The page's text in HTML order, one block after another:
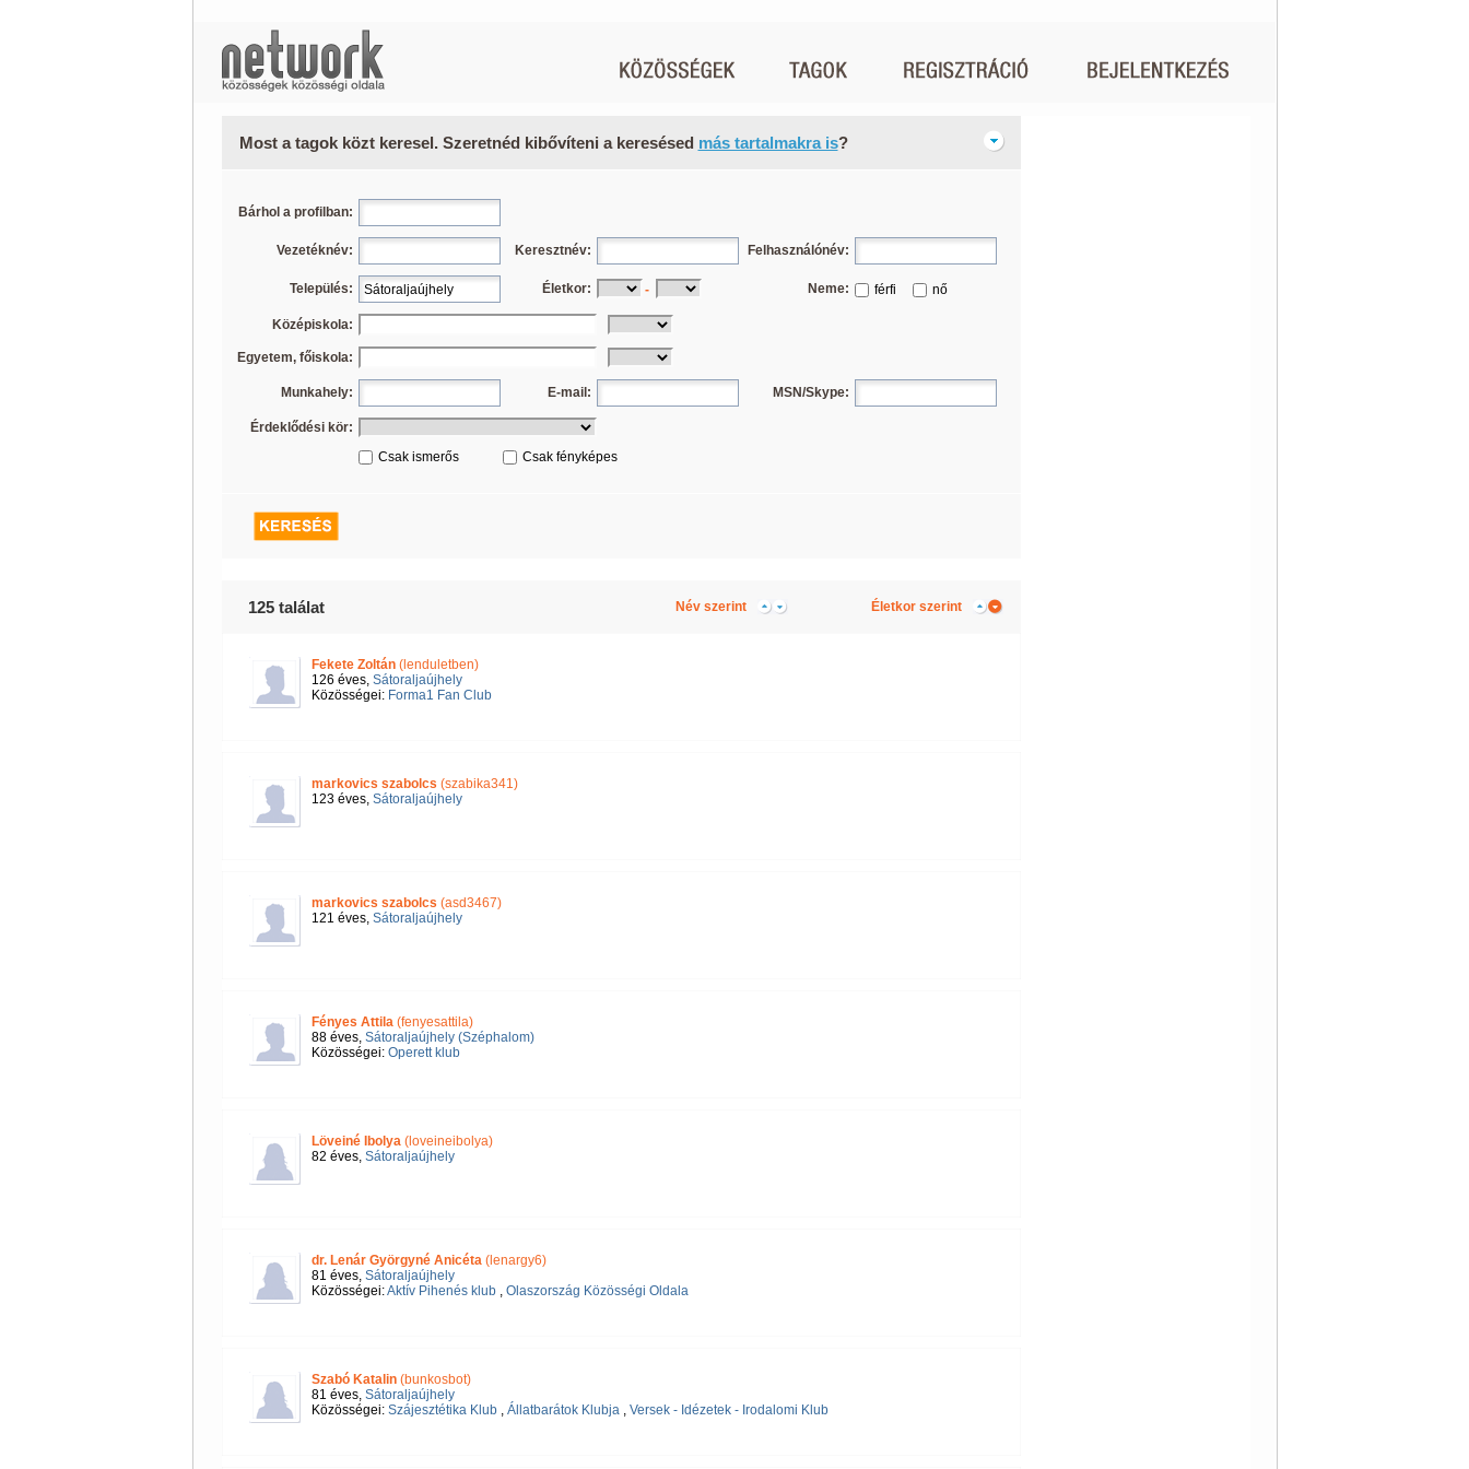
Most a tagok közt keresel. Szeretnéd kibővíteni a keresésed más tartalmakra is?
Bárhol a profilban:
Vezetéknév: Keresztnév: Felhasználónév:
Település: Életkor: - Neme: férfi nő
Középiskola:
Egyetem, főiskola:
Munkahely: E-mail: MSN/Skype:
Érdeklődési kör:
Csak ismerős
Csak fényképes
125 találat Név szerint Életkor szerint
Fekete Zoltán(lenduletben)
126 éves, Sátoraljaújhely
Közösségei: Forma1 Fan Club
markovics szabolcs (szabika341)
123 éves, Sátoraljaújhely
markovics szabolcs (asd3467)
121 éves, Sátoraljaújhely
Fényes Attila(fenyesattila)
88 éves, Sátoraljaújhely (Széphalom)
Közösségei: Operett klub
Löveiné Ibolya(loveineibolya)
82 éves, Sátoraljaújhely
dr. Lenár Györgyné Anicéta(lenargy6)
81 éves, Sátoraljaújhely
Közösségei:Aktív Pihenés klub, Olaszország Közösségi Oldala
Szabó Katalin(bunkosbot)
81 éves, Sátoraljaújhely
Közösségei: Szájesztétika Klub, Állatbarátok Klubja, Versek - Idézetek - Irodalomi Klub